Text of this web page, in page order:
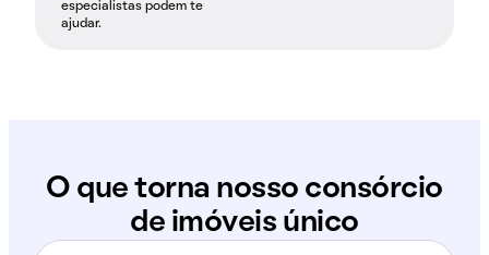
especialistas podem te
ajudar.
O que torna nosso consórcio
de imóveis único